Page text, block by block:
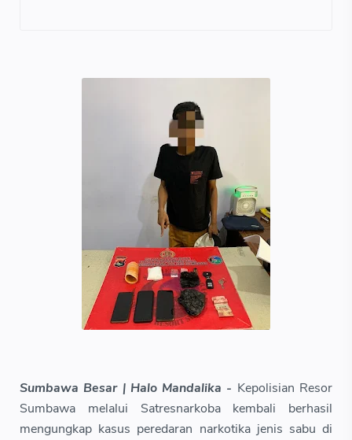
Sumbawa Besar | Halo Mandalika - Kepolisian Resor
Sumbawa melalui Satresnarkoba kembali berhasil
mengungkap kasus peredaran narkotika jenis sabu di